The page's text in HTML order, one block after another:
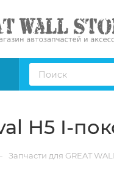
H5 I-
Запчасти для GREAT WALL